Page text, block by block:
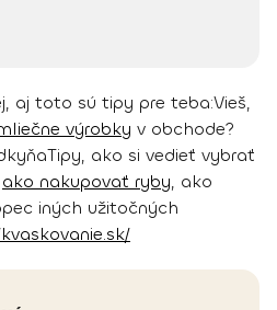
aj toto sú tipy pre teba:Vieš,
výrobky v obchode?
Tipy, ako si vedieť vybrať
ako nakupovať ryby, ako
iných užitočných